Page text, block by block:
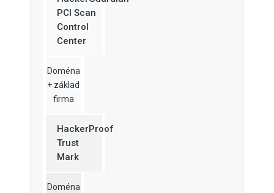
PCI Scan
Control
Center
Doména
+ základ
firma
HackerProof
Trust
Mark
Doména